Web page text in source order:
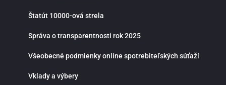
Štatút 10000-ová strela
Správa o transparentnosti rok 2025
Všeobecné podmienky online spotrebiteľských súťaží
Vklady a výbery